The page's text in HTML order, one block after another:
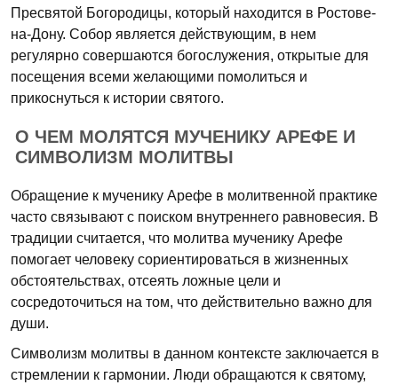
Пресвятой Богородицы, который находится в Ростове-
на-Дону. Собор является действующим, в нем
регулярно совершаются богослужения, открытые для
посещения всеми желающими помолиться и
прикоснуться к истории святого.
О ЧЕМ МОЛЯТСЯ МУЧЕНИКУ АРЕФЕ И
СИМВОЛИЗМ МОЛИТВЫ
Обращение к мученику Арефе в молитвенной практике
часто связывают с поиском внутреннего равновесия. В
традиции считается, что молитва мученику Арефе
помогает человеку сориентироваться в жизненных
обстоятельствах, отсеять ложные цели и
сосредоточиться на том, что действительно важно для
души.
Символизм молитвы в данном контексте заключается в
стремлении к гармонии. Люди обращаются к святому,